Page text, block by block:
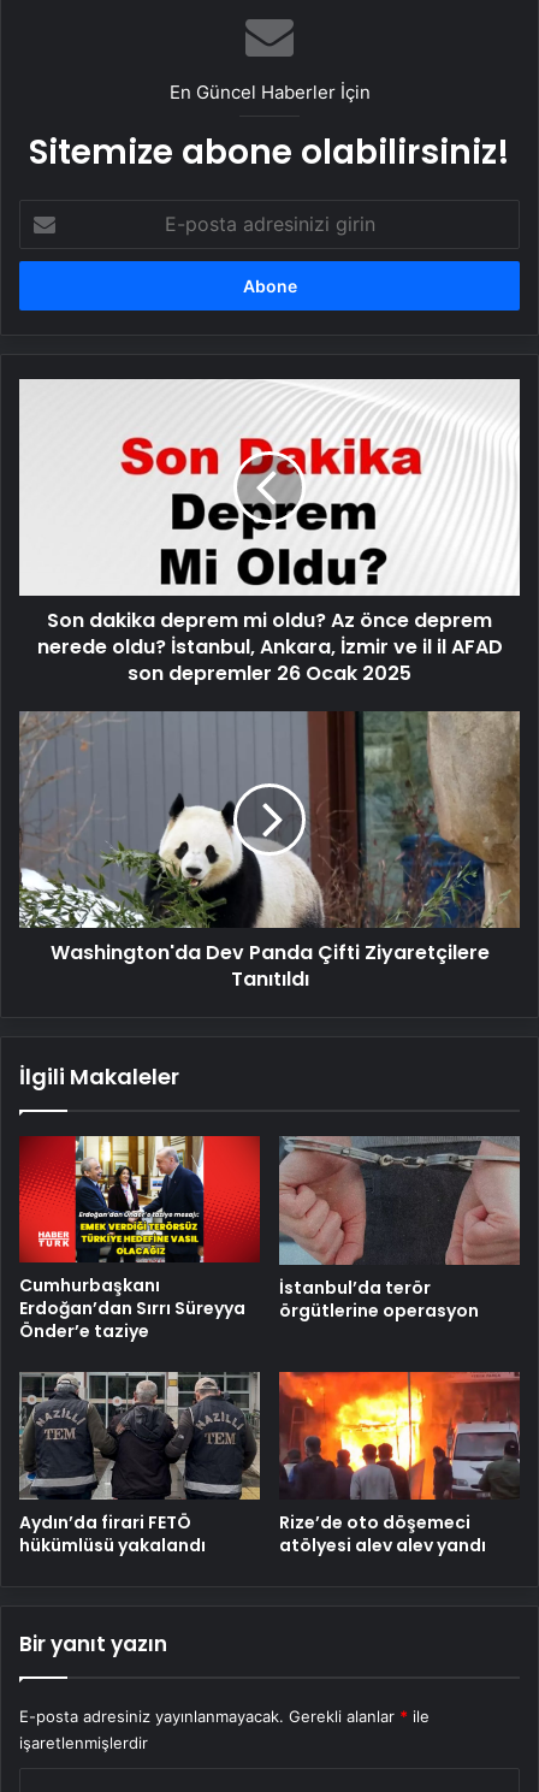
En Güncel Haberler İçin
Sitemize abone olabilirsiniz!
posta
adresinizi
nerede
oldu?
İstanbul,
ve
il
il
AFAD
son
depremler
26
Ocak
2025
Son dakika deprem mi oldu? Az önce deprem
nerede oldu? İstanbul, Ankara, İzmir ve il il AFAD
son depremler 26 Ocak 2025
Washington'da
Dev
Panda
Çifti
Ziyaretçilere
Tanıtıldı
Washington'da Dev Panda Çifti Ziyaretçilere
Tanıtıldı
İlgili Makaleler
Cumhurbaşkanı
Erdoğan’dan Sırrı Süreyya
Önder’e taziye
İstanbul’da terör
örgütlerine operasyon
Aydın’da firari FETÖ
hükümlüsü yakalandı
Rize’de oto döşemeci
atölyesi alev alev yandı
Bir yanıt yazın
E-posta adresiniz yayınlanmayacak. Gerekli alanlar * ile
işaretlenmişlerdir